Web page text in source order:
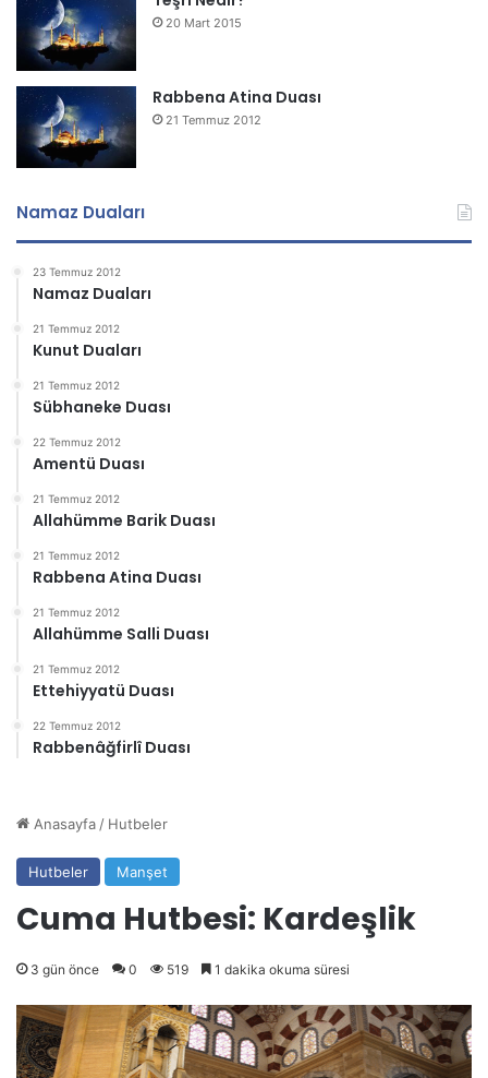
20 Mart 2015
Rabbena Atina Duası
21 Temmuz 2012
Namaz Duaları
23 Temmuz 2012
Namaz Duaları
21 Temmuz 2012
Kunut Duaları
21 Temmuz 2012
Sübhaneke Duası
22 Temmuz 2012
Amentü Duası
21 Temmuz 2012
Allahümme Barik Duası
21 Temmuz 2012
Rabbena Atina Duası
21 Temmuz 2012
Allahümme Salli Duası
21 Temmuz 2012
Ettehiyyatü Duası
22 Temmuz 2012
Rabbenâğfirlî Duası